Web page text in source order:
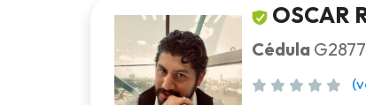
OSCAR
Cédula